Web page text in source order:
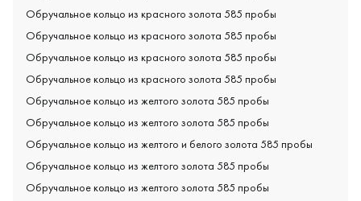
Обручальное кольцо из красного золота 585 пробы
Обручальное кольцо из красного золота 585 пробы
Обручальное кольцо из красного золота 585 пробы
Обручальное кольцо из красного золота 585 пробы
Обручальное кольцо из желтого золота 585 пробы
Обручальное кольцо из желтого золота 585 пробы
Обручальное кольцо из желтого и белого золота 585 пробы
Обручальное кольцо из желтого золота 585 пробы
Обручальное кольцо из желтого золота 585 пробы